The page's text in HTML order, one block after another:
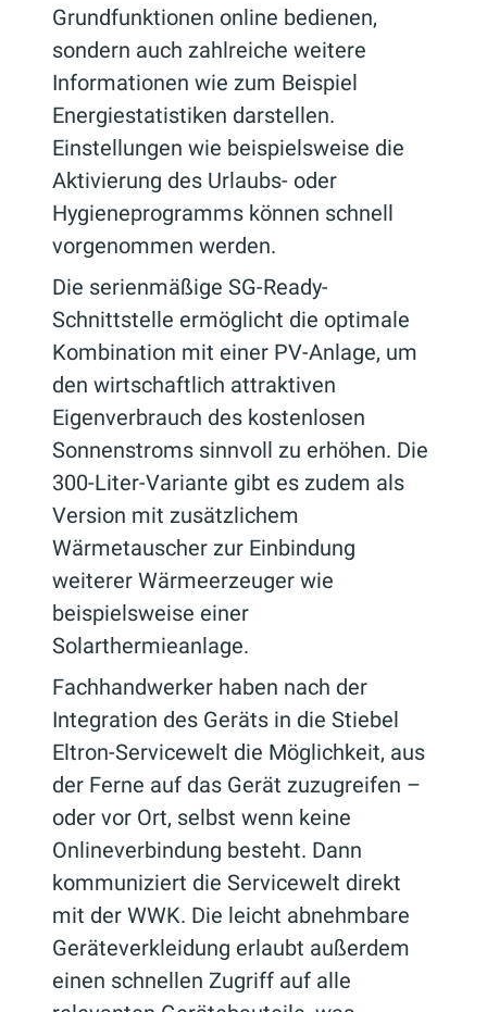
Grundfunktionen online bedienen,
sondern auch zahlreiche weitere
Informationen wie zum Beispiel
Energiestatistiken darstellen.
Einstellungen wie beispielsweise die
Aktivierung des Urlaubs- oder
Hygieneprogramms können schnell
vorgenommen werden.
Die serienmäßige SG-Ready-
Schnittstelle ermöglicht die optimale
Kombination mit einer PV-Anlage, um
den wirtschaftlich attraktiven
Eigenverbrauch des kostenlosen
Sonnenstroms sinnvoll zu erhöhen. Die
300-Liter-Variante gibt es zudem als
Version mit zusätzlichem
Wärmetauscher zur Einbindung
weiterer Wärmeerzeuger wie
beispielsweise einer
Solarthermieanlage.
Fachhandwerker haben nach der
Integration des Geräts in die Stiebel
Eltron-Servicewelt die Möglichkeit, aus
der Ferne auf das Gerät zuzugreifen –
oder vor Ort, selbst wenn keine
Onlineverbindung besteht. Dann
kommuniziert die Servicewelt direkt
mit der WWK. Die leicht abnehmbare
Geräteverkleidung erlaubt außerdem
einen schnellen Zugriff auf alle